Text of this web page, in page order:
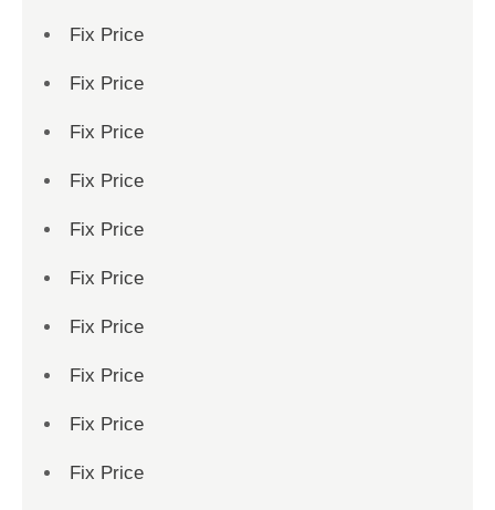
Fix Price
Fix Price
Fix Price
Fix Price
Fix Price
Fix Price
Fix Price
Fix Price
Fix Price
Fix Price